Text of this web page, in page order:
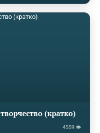
композиторов России. На
романсов.
в первой половине
(кратко)
4559 👁